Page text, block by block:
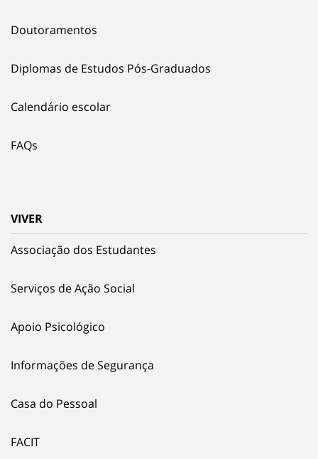
Doutoramentos
Diplomas de Estudos Pós-Graduados
Calendário escolar
FAQs
VIVER
Associação dos Estudantes
Serviços de Ação Social
Apoio Psicológico
Informações de Segurança
Casa do Pessoal
FACIT